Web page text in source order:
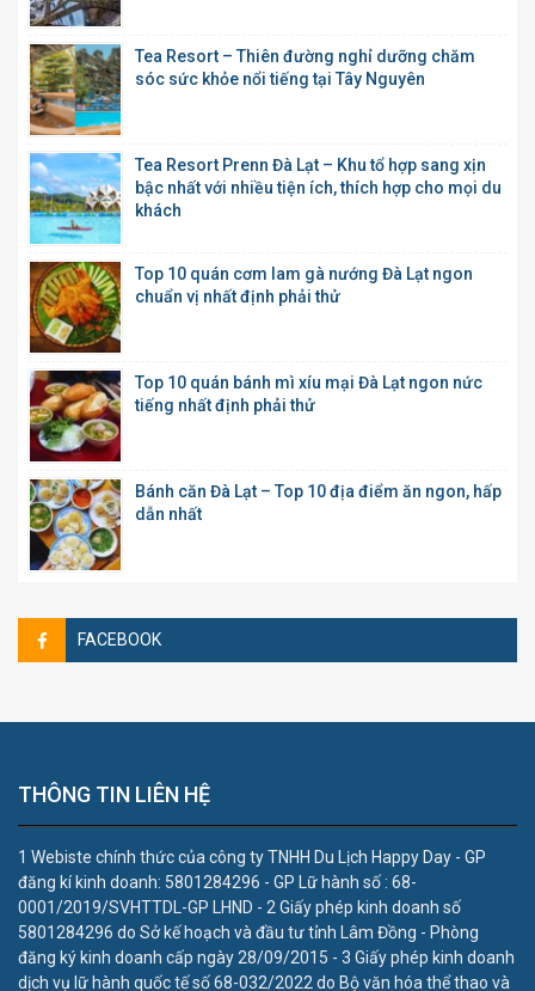
Tea Resort – Thiên đường nghỉ dưỡng chăm
sóc sức khỏe nổi tiếng tại Tây Nguyên
Tea Resort Prenn Đà Lạt – Khu tổ hợp sang xịn
bậc nhất với nhiều tiện ích, thích hợp cho mọi du
khách
Top 10 quán cơm lam gà nướng Đà Lạt ngon
chuẩn vị nhất định phải thử
Top 10 quán bánh mì xíu mại Đà Lạt ngon nức
tiếng nhất định phải thử
Bánh căn Đà Lạt – Top 10 địa điểm ăn ngon, hấp
dẫn nhất
FACEBOOK
THÔNG TIN LIÊN HỆ
1 Webiste chính thức của công ty TNHH Du Lịch Happy Day - GP
đăng kí kinh doanh: 5801284296 - GP Lữ hành số : 68-
0001/2019/SVHTTDL-GP LHND - 2 Giấy phép kinh doanh số
5801284296 do Sở kế hoạch và đầu tư tỉnh Lâm Đồng - Phòng
đăng ký kinh doanh cấp ngày 28/09/2015 - 3 Giấy phép kinh doanh
dịch vụ lữ hành quốc tế số 68-032/2022 do Bộ văn hóa thể thao và